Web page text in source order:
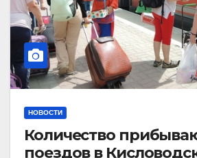
НОВОСТИ
Количество
поездов в